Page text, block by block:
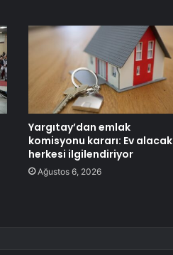
Yargıtay’dan emlak
komisyonu kararı: Ev alacak
herkesi ilgilendiriyor
Ağustos 6, 2026